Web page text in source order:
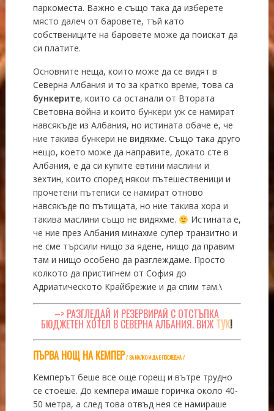
паркоместа. Важно е също така да изберете
място далеч от баровете, тъй като
собствениците на баровете може да поискат да
си платите.
Основните неща, които може да се видят в
Северна Албания и то за кратко време, това са
бункерите, които са останали от Втората
Световна война и които бункери уж се намират
навсякъде из Албания, но истината обаче е, че
ние такива бункери не видяхме. Също така друго
нещо, което може да направите, докато сте в
Албания, е да си купите евтини маслини и
зехтин, които според някои пътешественици и
прочетени пътеписи се намират отново
навсякъде по пътищата, но ние такива хора и
такива маслини също не видяхме.
Истината е,
че ние през Албания минахме супер транзитно и
не сме търсили нищо за ядене, нищо да правим
там и нищо особено да разглеждаме. Просто
колкото да пристигнем от София до
Адриатическото Крайбрежие и да спим там.\
–> РАЗГЛЕДАЙ И РЕЗЕРВИРАЙ С ОТСТЪПКА
БЮДЖЕТЕН ХОТЕЛ В СЕВЕРНА АЛБАНИЯ. ВИЖ ТУК!
ПЪРВА НОЩ НА КЕМПЕР/ ЗА МАЛКО И ДА Е ПОСЛЕДНА /
Кемперът беше все още горещ и вътре трудно
се стоеше. До кемпера имаше горичка около 40-
50 метра, а след това отвъд нея се намираше